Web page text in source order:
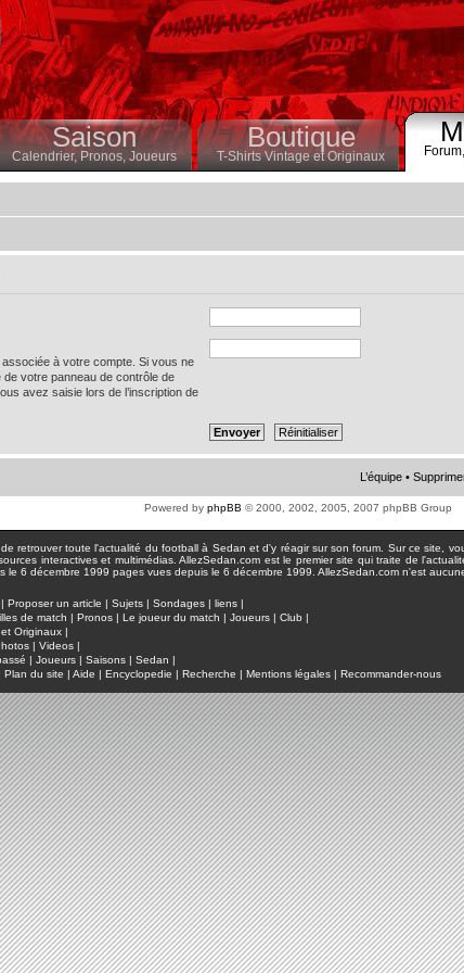
Saison
Calendrier,Pronos, Joueurs
Boutique
T-Shirts Vintage et Originaux Forum,
à votre compte. Si vous ne
de votre panneau de contrôle de
avez saisie lors de l’inscription de
L’équipe •
Powered by phpBB © 2000, 2002, 2005, 2007 phpBB Group
retrouver toute l'actualité du football à Sedan et d'y réagir sur son forum. Sur ce site,
interactives et multimédias. AllezSedan.com est le premier site qui traite de
pages vues depuis le 6 décembre 1999. AllezSedan.com n'est
| Proposer un article | Sujets | Sondages | liens |
de match | Pronos | Le joueur du match | Joueurs | Club |
Originaux |
| Videos |
| Joueurs | Saisons | Sedan |
Plan du site | Aide | Encyclopedie | Recherche | Mentions légales | Recommander-nous